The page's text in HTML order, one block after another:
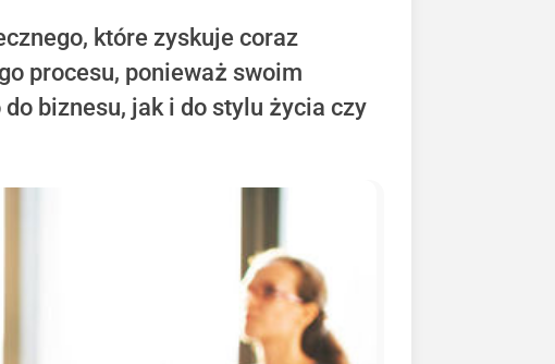
które zyskuje coraz
procesu, ponieważ swoim
biznesu, jak i do stylu życia czy